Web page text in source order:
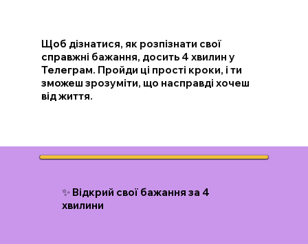
Щоб дізнатися, як розпізнати свої
справжні бажання, досить 4 хвилин у
Телеграм. Пройди ці прості кроки, і ти
зможеш зрозуміти, що насправді хочеш
від життя.
✨ Відкрий свої бажання за 4
хвилини